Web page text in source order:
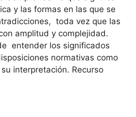
y las formas en las que se
toda vez que las
amplitud y complejidad.
entender los significados
normativas como
interpretación. Recurso